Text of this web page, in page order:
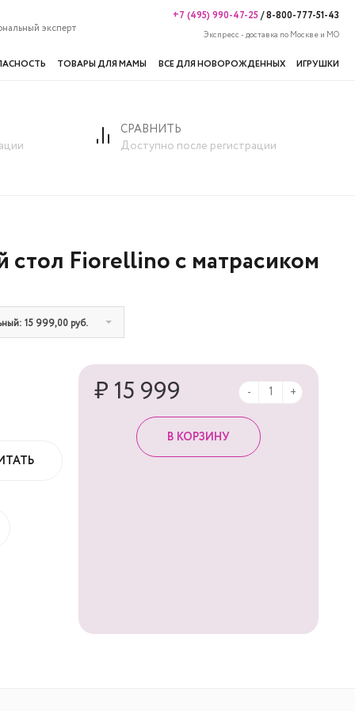
эксперт
+7 (495) 990-47-25/8-800-777-51-43
Экспресс - доставка по Москве и МО
ТОВАРЫ ДЛЯ МАМЫ ВСЕ ДЛЯ НОВОРОЖДЕННЫХ ИГРУШКИ
СРАВНИТЬ
Доступно после регистрации
Fiorellino с матрасиком
15 999,00 руб.
₽ 15 999 - +